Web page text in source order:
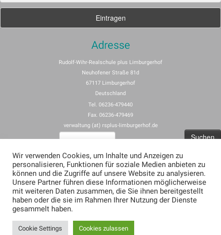
Adresse
Rudolf-Wihr-Realschule plus Limburgerhof
Neuhofener Straße 81d
67117 Limburgerhof
Deutschland
Tel. 06236-479440
Fax. 06236-479469
verwaltung (at) rsplus-limburgerhof.de
Impressum
Allgemeine Nutzungsbedingungen für rspus-limburgerhof.de
Erklärung zum Datenschutz (Privacy Policy) für rsplus-limburgerhof.de
Wir verwenden Cookies, um Inhalte und Anzeigen zu
personalisieren, Funktionen für soziale Medien anbieten zu
können und die Zugriffe auf unsere Website zu analysieren.
Unsere Partner führen diese Informationen möglicherweise
mit weiteren Daten zusammen, die Sie ihnen bereitgestellt
haben oder die sie im Rahmen Ihrer Nutzung der Dienste
gesammelt haben.
Cookie Settings Cookies zulassen